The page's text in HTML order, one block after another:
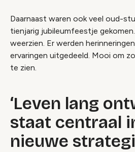
Daarnaast waren ook veel oud-
tienjarig jubileumfeestje
weerzien. Er werden
ervaringen uitgedeeld. Mooi om
te zien.
‘Leven lang
staat centraal
nieuwe